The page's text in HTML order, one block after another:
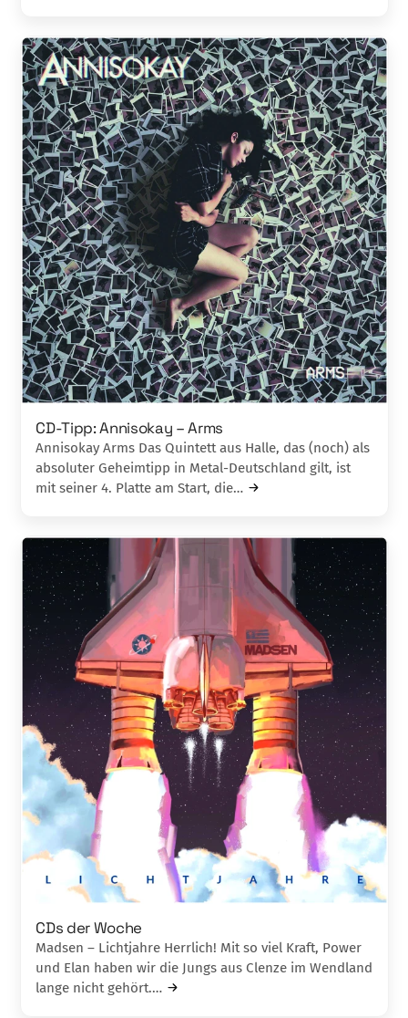
CD-Tipp: Annisokay – Arms
Annisokay Arms Das Quintett aus Halle, das (noch) als
absoluter Geheimtipp in Metal-Deutschland gilt, ist
mit seiner 4. Platte am Start, die…
CDs der Woche
Madsen – Lichtjahre Herrlich! Mit so viel Kraft, Power
und Elan haben wir die Jungs aus Clenze im Wendland
lange nicht gehört.…